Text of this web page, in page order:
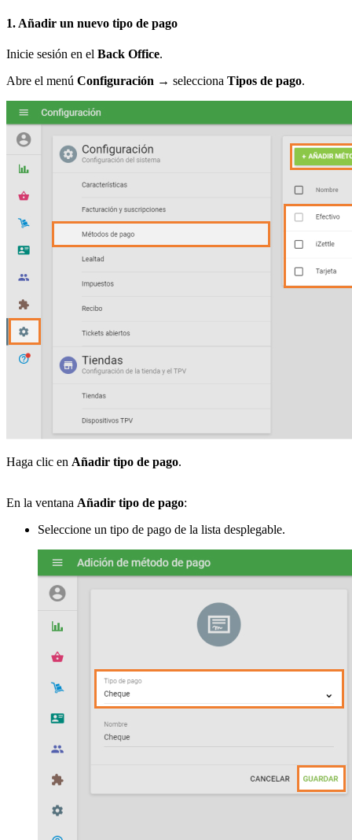
1. Añadir un nuevo tipo de pago
Inicie sesión en el Back Office.
Abre el menú Configuración → selecciona Tipos de pago.
Haga clic en Añadir tipo de pago.
En la ventana Añadir tipo de pago:
Seleccione un tipo de pago de la lista desplegable.